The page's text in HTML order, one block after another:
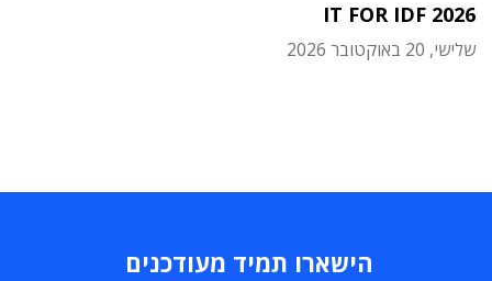
IT FOR IDF 2026
שלישי, 20 באוקטובר 2026
הישארו תמיד מעודכנים